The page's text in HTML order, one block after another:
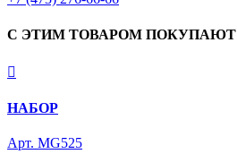
С ЭТИМ ТОВАРОМ ПОКУПАЮТ

НАБОР
Арт. MG525